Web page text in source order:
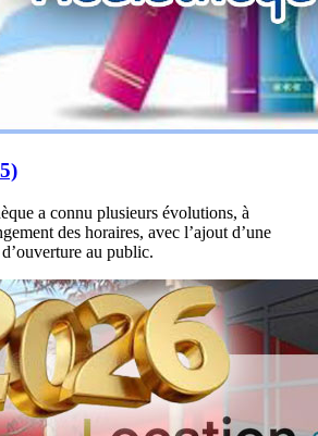
a connu plusieurs évolutions, à
des horaires, avec l’ajout d’une
au public.